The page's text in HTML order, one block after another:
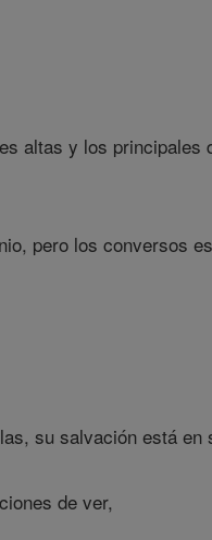
altas y los principales
pero los conversos
su salvación está
de ver,